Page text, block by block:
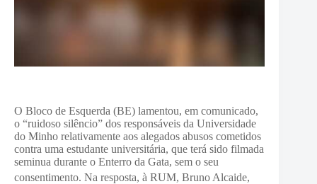
O Bloco de Esquerda (BE) lamentou, em comunicado,
o “ruidoso silêncio” dos responsáveis da Universidade
do Minho relativamente aos alegados abusos cometidos
contra uma estudante universitária, que terá sido filmada
seminua durante o Enterro da Gata, sem o seu
consentimento. Na resposta, à RUM, Bruno Alcaide,